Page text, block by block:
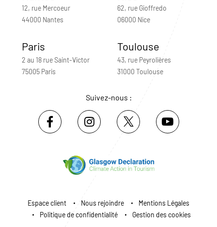
12, rue Mercoeur
44000 Nantes
62, rue Gioffredo
06000 Nice
Paris
2 au 18 rue Saint-Victor
75005 Paris
Toulouse
43, rue Peyrolières
31000 Toulouse
Suivez-nous :
Espace client Nous rejoindre
Mentions Légales
Politique de confidentialité
Gestion des cookies